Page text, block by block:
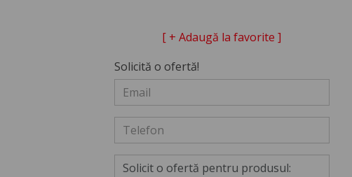
[ + Adaugă la favorite ]
Solicită o ofertă!